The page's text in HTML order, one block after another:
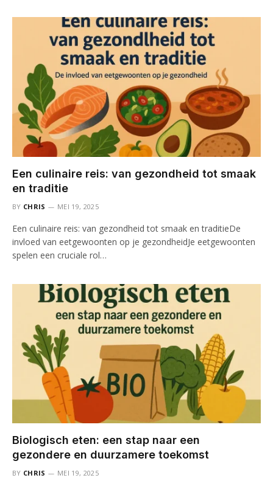
Een culinaire reis: van gezondheid tot smaak
en traditie
BY CHRIS MEI 19, 2025
Een culinaire reis: van gezondheid tot smaak en traditieDe
invloed van eetgewoonten op je gezondheidJe eetgewoonten
spelen een cruciale rol…
Biologisch eten: een stap naar een
gezondere en duurzamere toekomst
BY CHRIS MEI 19, 2025